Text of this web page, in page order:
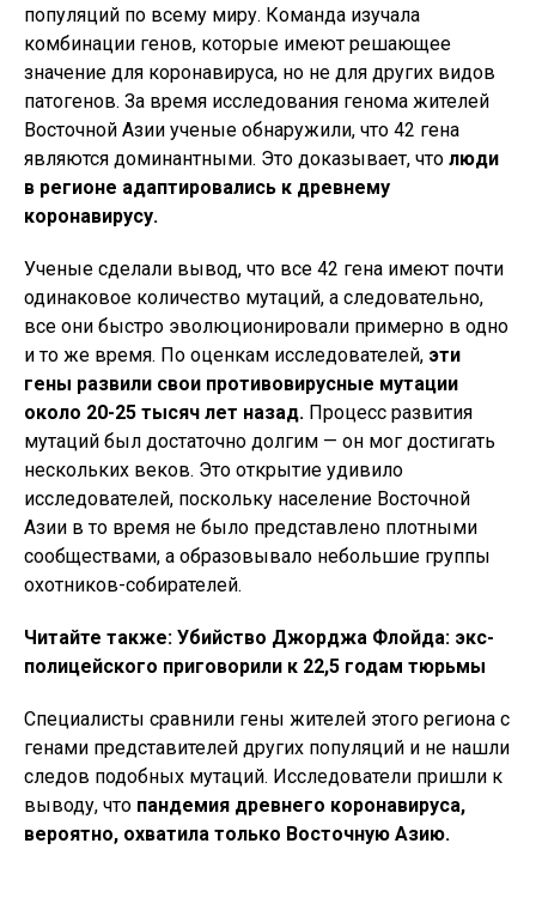
популяций по всему миру. Команда изучала
комбинации генов, которые имеют решающее
значение для коронавируса, но не для других видов
патогенов. За время исследования генома жителей
Восточной Азии ученые обнаружили, что 42 гена
являются доминантными. Это доказывает, что люди
в регионе адаптировались к древнему
коронавирусу.
Ученые сделали вывод, что все 42 гена имеют почти
одинаковое количество мутаций, а следовательно,
все они быстро эволюционировали примерно в одно
и то же время. По оценкам исследователей, эти
гены развили свои противовирусные мутации
около 20-25 тысяч лет назад. Процесс развития
мутаций был достаточно долгим — он мог достигать
нескольких веков. Это открытие удивило
исследователей, поскольку население Восточной
Азии в то время не было представлено плотными
сообществами, а образовывало небольшие группы
охотников-собирателей.
Читайте также: Убийство Джорджа Флойда: экс-
полицейского приговорили к 22,5 годам тюрьмы
Специалисты сравнили гены жителей этого региона с
генами представителей других популяций и не нашли
следов подобных мутаций. Исследователи пришли к
выводу, что пандемия древнего коронавируса,
вероятно, охватила только Восточную Азию.